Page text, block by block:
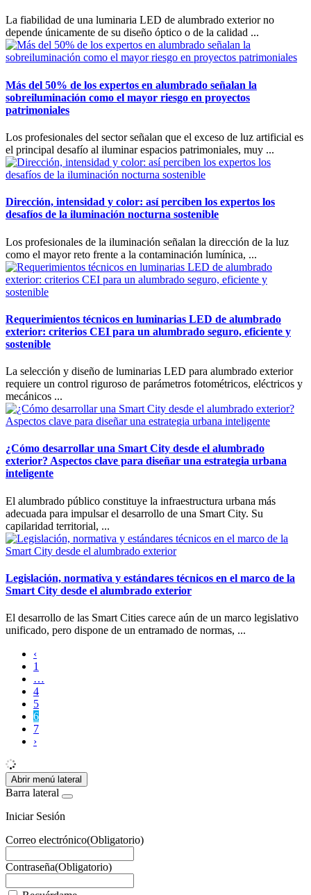
La fiabilidad de una luminaria LED de alumbrado exterior no
depende únicamente de su diseño óptico o de la calidad ...
Más del 50% de los expertos en alumbrado señalan la
sobreiluminación como el mayor riesgo en proyectos
patrimoniales
Los profesionales del sector señalan que el exceso de luz artificial es
el principal desafío al iluminar espacios patrimoniales, muy ...
Dirección, intensidad y color: así perciben los expertos los
desafíos de la iluminación nocturna sostenible
Los profesionales de la iluminación señalan la dirección de la luz
como el mayor reto frente a la contaminación lumínica, ...
Requerimientos técnicos en luminarias LED de alumbrado
exterior: criterios CEI para un alumbrado seguro, eficiente y
sostenible
La selección y diseño de luminarias LED para alumbrado exterior
requiere un control riguroso de parámetros fotométricos, eléctricos y
mecánicos ...
¿Cómo desarrollar una Smart City desde el alumbrado
exterior? Aspectos clave para diseñar una estrategia urbana
inteligente
El alumbrado público constituye la infraestructura urbana más
adecuada para impulsar el desarrollo de una Smart City. Su
capilaridad territorial, ...
Legislación, normativa y estándares técnicos en el marco de la
Smart City desde el alumbrado exterior
El desarrollo de las Smart Cities carece aún de un marco legislativo
unificado, pero dispone de un entramado de normas, ...
‹
1
…
4
5
6
7
›
Abrir menú lateral
Barra lateral
Iniciar Sesión
Correo electrónico(Obligatorio)
Contraseña(Obligatorio)